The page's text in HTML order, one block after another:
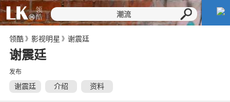
领酷》 影视明星 》 谢震廷
谢震廷
发布
谢震廷 介绍 资料